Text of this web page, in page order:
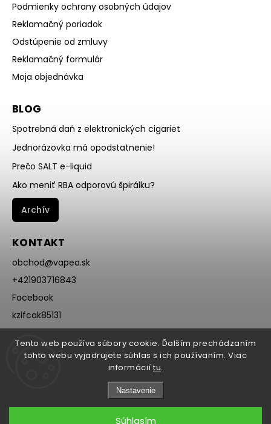
Tento web používa súbory cookie. Ďalším prechádzaním
tohto webu vyjadrujete súhlas s ich používaním. Viac
informácií tu.
Nastavenie
Súhlasím
Podmienky ochrany osobných údajov
Reklamačný poriadok
Odstúpenie od zmluvy
Reklamačný formulár
Moja objednávka
BLOG
Spotrebná daň z elektronických cigariet
Jednorázovka má opodstatnenie!
Prečo SALT e-liquid
Ako meniť RBA odporovú špirálku?
Archív
KONTAKT
obchod@vapea.sk
+421903716843
Facebook
kzifcak85131
@vapea.slovensko